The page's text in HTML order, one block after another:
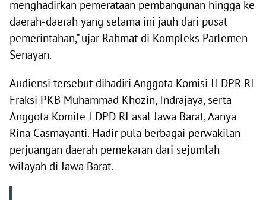
menghadirkan pemerataan pembangunan hingga ke
daerah-daerah yang selama ini jauh dari pusat
pemerintahan,” ujar Rahmat di Kompleks Parlemen
Senayan.
Audiensi tersebut dihadiri Anggota Komisi II DPR RI
Fraksi PKB Muhammad Khozin, Indrajaya, serta
Anggota Komite I DPD RI asal Jawa Barat, Aanya
Rina Casmayanti. Hadir pula berbagai perwakilan
perjuangan daerah pemekaran dari sejumlah
wilayah di Jawa Barat.